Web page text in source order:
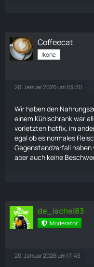
Coffeecat
Ikone
20. Januar 2026 um 03:30
Wir haben den
einem Kühlschrank war
vorletzten hotfix, im
egal ob es normales
Gegenstandzerfall
aber auch keine
de_ischel83
Moderator
20. Januar 2026 um 17:45